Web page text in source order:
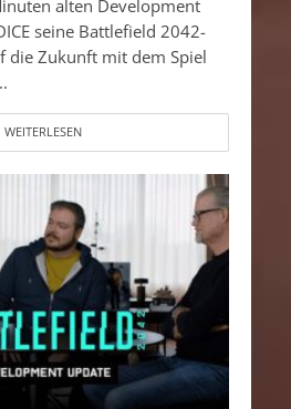
alten Development
seine Battlefield 2042-
die Zukunft mit dem Spiel
WEITERLESEN